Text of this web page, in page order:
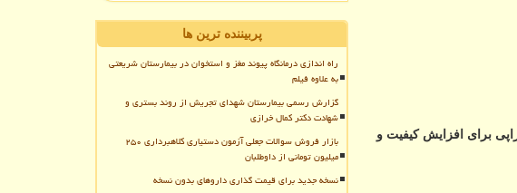
برای افزایش كیفیت و
پربیننده ترین ها
راه اندازی درمانگاه پیوند مغز و استخوان در بیمارستان شریعتی
به علاوه فیلم
گزارش رسمی بیمارستان شهدای تجریش از روند بستری و
شهادت دکتر کمال خرازی
بازار فروش سوالات جعلی آزمون دستیاری کلاهبرداری ۲۵۰
میلیون تومانی از داوطلبان
نسخه جدید برای قیمت گذاری داروهای بدون نسخه